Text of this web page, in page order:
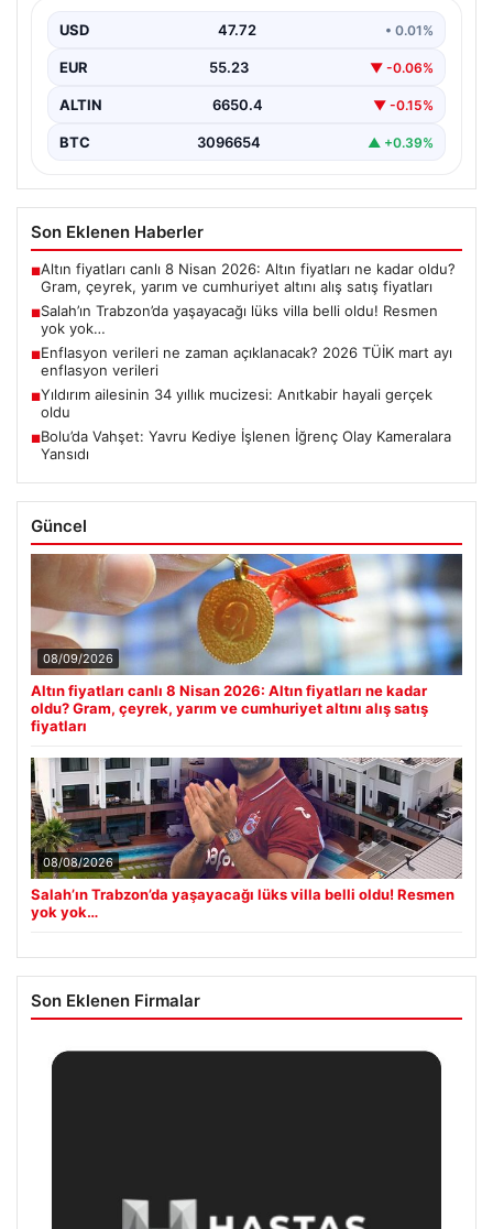
USD 47.72 • 0.01%
EUR 55.23 ▼ -0.06%
ALTIN 6650.4 ▼ -0.15%
BTC 3096654 ▲ +0.39%
Son Eklenen Haberler
■Altın fiyatları canlı 8 Nisan 2026: Altın fiyatları ne kadar oldu?
Gram, çeyrek, yarım ve cumhuriyet altını alış satış fiyatları
■Salah’ın Trabzon’da yaşayacağı lüks villa belli oldu! Resmen
yok yok…
■Enflasyon verileri ne zaman açıklanacak? 2026 TÜİK mart ayı
enflasyon verileri
■Yıldırım ailesinin 34 yıllık mucizesi: Anıtkabir hayali gerçek
oldu
■Bolu’da Vahşet: Yavru Kediye İşlenen İğrenç Olay Kameralara
Yansıdı
Güncel
08/09/2026
Altın fiyatları canlı 8 Nisan 2026: Altın fiyatları ne kadar
oldu? Gram, çeyrek, yarım ve cumhuriyet altını alış satış
fiyatları
08/08/2026
Salah’ın Trabzon’da yaşayacağı lüks villa belli oldu! Resmen
yok yok…
Son Eklenen Firmalar